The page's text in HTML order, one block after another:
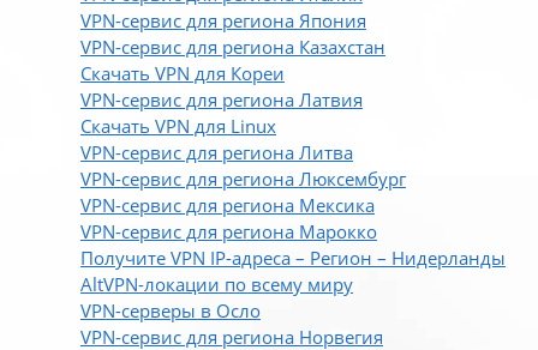
VPN-сервис для региона Япония
VPN-сервис для региона Казахстан
Скачать VPN для Кореи
VPN-сервис для региона Латвия
Скачать VPN для Linux
VPN-сервис для региона Литва
VPN-сервис для региона Люксембург
VPN-сервис для региона Мексика
VPN-сервис для региона Марокко
Получите VPN IP-адреса – Регион – Нидерланды
AltVPN-локации по всему миру
VPN-серверы в Осло
VPN-сервис для региона Норвегия